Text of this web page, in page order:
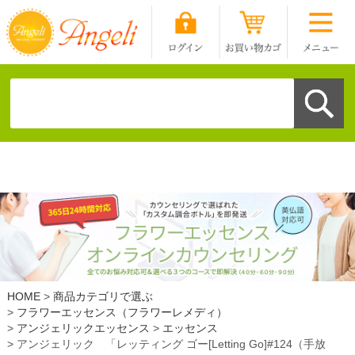
HOME
商品カテゴリで選ぶ
フラワーエッセンス（フラワーレメディ）
アンジェリックエッセンス
エッセンス
アンジェリック 「レッティング ゴー[Letting Go]#124（手放